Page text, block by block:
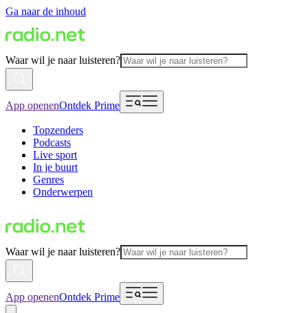
Ga naar de inhoud
Waar wil je naar luisteren?
App openenOntdek Prime
Topzenders
Podcasts
Live sport
In je buurt
Genres
Onderwerpen
Waar wil je naar luisteren?
App openenOntdek Prime